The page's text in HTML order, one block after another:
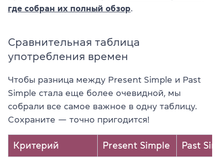
где собран их полный обзор
Сравнительная таблица
употребления времен
Чтобы разница между Present Simple и Past
Simple стала еще более очевидной, мы
собрали все самое важное в одну таблицу.
Сохраните — точно пригодится!
Критерий Present Simple Past